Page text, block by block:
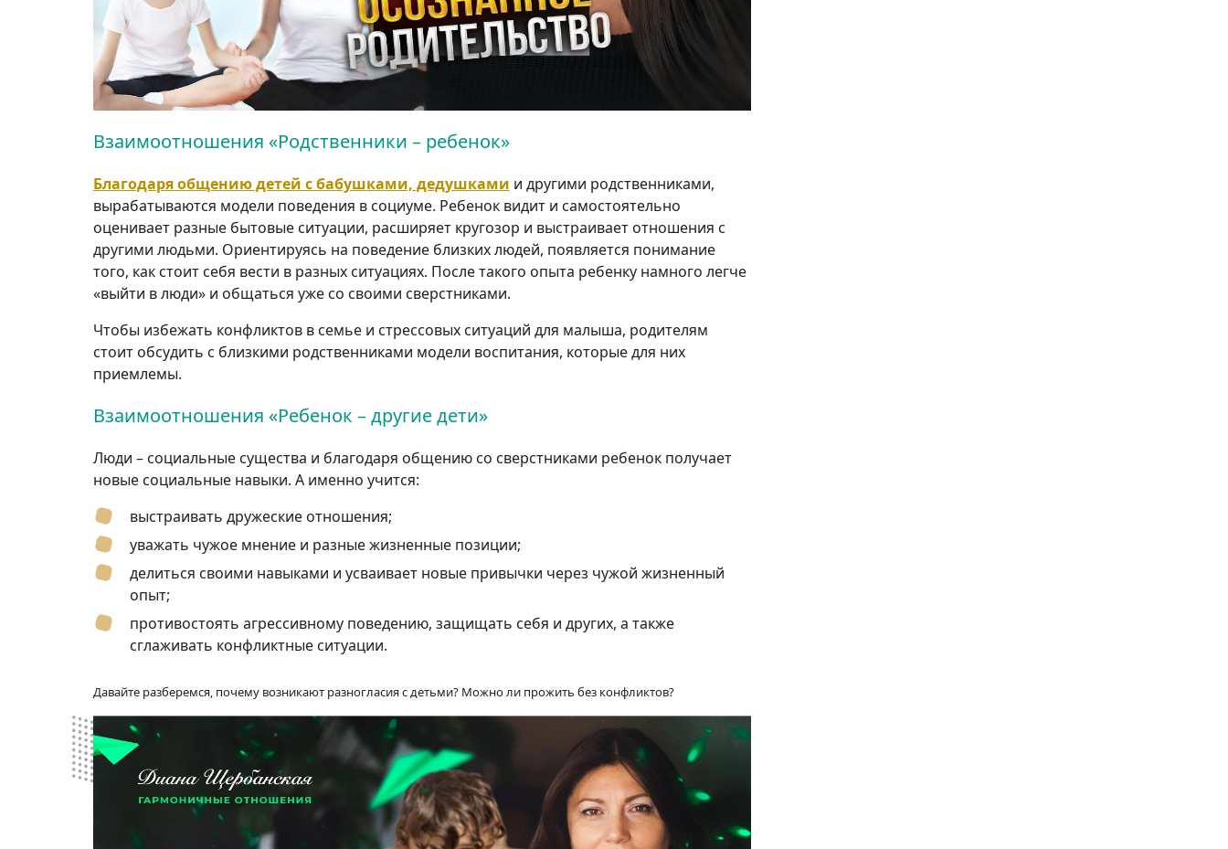
Взаимоотношения «Родственники – ребенок»
Благодаря общению детей с бабушками, дедушками и другими родственниками,
вырабатываются модели поведения в социуме. Ребенок видит и самостоятельно
оценивает разные бытовые ситуации, расширяет кругозор и выстраивает отношения с
другими людьми. Ориентируясь на поведение близких людей, появляется понимание
того, как стоит себя вести в разных ситуациях. После такого опыта ребенку намного легче
«выйти в люди» и общаться уже со своими сверстниками.
Чтобы избежать конфликтов в семье и стрессовых ситуаций для малыша, родителям
стоит обсудить с близкими родственниками модели воспитания, которые для них
приемлемы.
Взаимоотношения «Ребенок – другие дети»
Люди – социальные существа и благодаря общению со сверстниками ребенок получает
новые социальные навыки. А именно учится:
выстраивать дружеские отношения;
уважать чужое мнение и разные жизненные позиции;
делиться своими навыками и усваивает новые привычки через чужой жизненный
опыт;
противостоять агрессивному поведению, защищать себя и других, а также
сглаживать конфликтные ситуации.
Давайте разберемся, почему возникают разногласия с детьми? Можно ли прожить без конфликтов?